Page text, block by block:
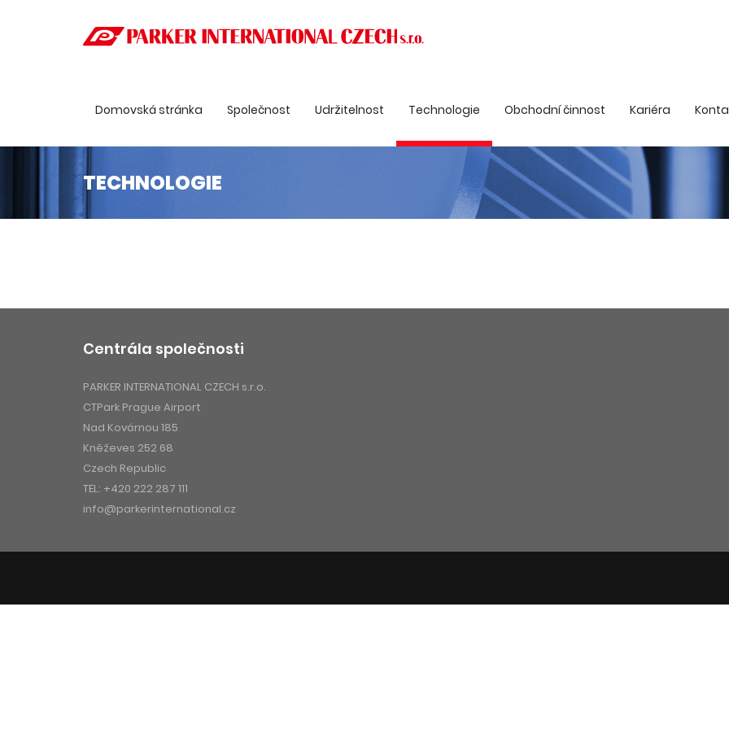
Domovská stránka Společnost Udržitelnost Technologie Obchodní činnost Kariéra
TECHNOLOGIE
Centrála společnosti
PARKER INTERNATIONAL CZECH s.r.o.
CTPark Prague Airport
Nad Kovárnou 185
Kněževes 252 68
Czech Republic
TEL: +420 222 287 111
info@parkerinternational.cz